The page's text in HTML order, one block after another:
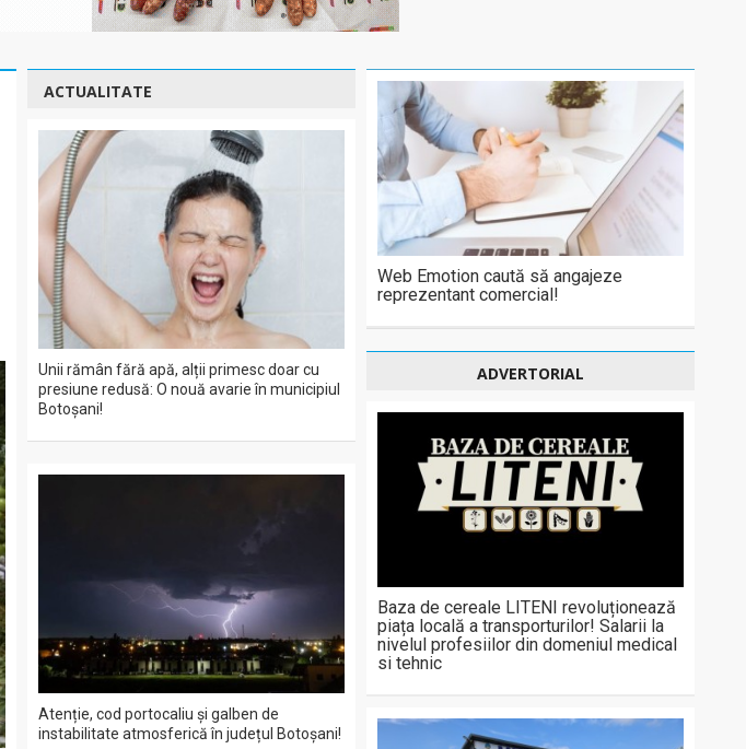
ACTUALITATE
Unii rămân fără apă, alții primesc doar cu
presiune redusă: O nouă avarie în municipiul
Botoșani!
Atenție, cod portocaliu și galben de
instabilitate atmosferică în județul Botoșani!
Web Emotion caută să angajeze
reprezentant comercial!
ADVERTORIAL
Baza de cereale LITENI revoluționează
piața locală a transporturilor! Salarii la
nivelul profesiilor din domeniul medical
si tehnic